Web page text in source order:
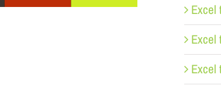
Excel
Excel
Excel